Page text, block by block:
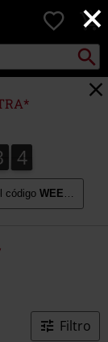
×
0
Buscar
2
3
2
4
3
código WEEKEND
Filtro